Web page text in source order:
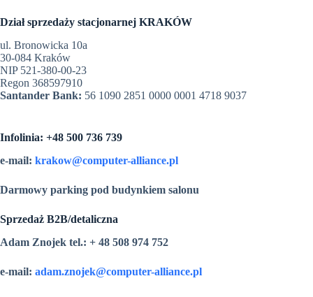
Dział sprzedaży stacjonarnej KRAKÓW
ul. Bronowicka 10a
30-084 Kraków
NIP 521-380-00-23
Regon 368597910
Santander Bank: 56 1090 2851 0000 0001 4718 9037
Infolinia: +48 500 736 739
e-mail: krakow@computer-alliance.pl
Darmowy parking pod budynkiem salonu
Sprzedaż B2B/detaliczna
Adam Znojek tel.: + 48 508 974 752
e-mail: adam.znojek@computer-alliance.pl